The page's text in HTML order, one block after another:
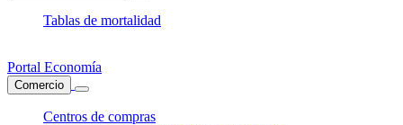
Tablas de mortalidad
Portal Economía
Comercio
Centros de compras